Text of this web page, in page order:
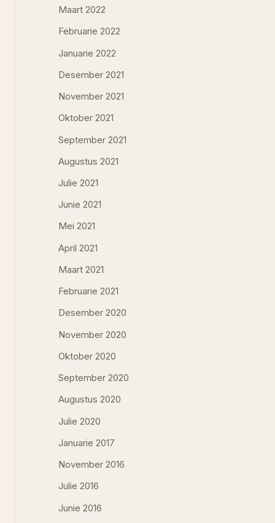
Maart 2022
Februarie 2022
Januarie 2022
Desember 2021
November 2021
Oktober 2021
September 2021
Augustus 2021
Julie 2021
Junie 2021
Mei 2021
April 2021
Maart 2021
Februarie 2021
Desember 2020
November 2020
Oktober 2020
September 2020
Augustus 2020
Julie 2020
Januarie 2017
November 2016
Julie 2016
Junie 2016